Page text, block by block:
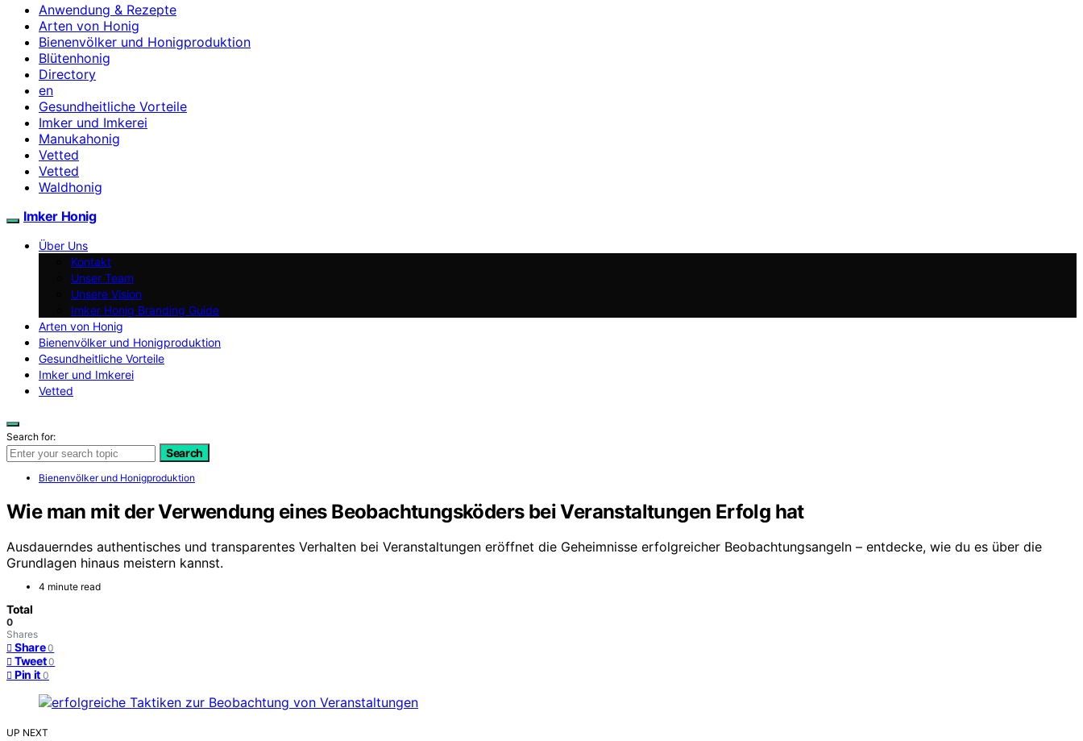
Anwendung & Rezepte
Arten von Honig
Bienenvölker und Honigproduktion
Blütenhonig
Directory
en
Gesundheitliche Vorteile
Imker und Imkerei
Manukahonig
Vetted
Vetted
Waldhonig
Imker Honig
Über Uns
Kontakt
Unser Team
Unsere Vision
Imker Honig Branding Guide
Arten von Honig
Bienenvölker und Honigproduktion
Gesundheitliche Vorteile
Imker und Imkerei
Vetted
Search for:
Search
Bienenvölker und Honigproduktion
Wie man mit der Verwendung eines Beobachtungsköders bei Veranstaltungen Erfolg hat
Ausdauerndes authentisches und transparentes Verhalten bei Veranstaltungen eröffnet die Geheimnisse erfolgreicher Beobachtungsangeln – entdecke, wie du es über die
Grundlagen hinaus meistern kannst.
4 minute read
Total
0
Shares
Share 0
Tweet 0
Pin it 0
UP NEXT